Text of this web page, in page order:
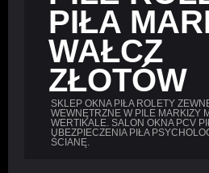
PIŁA
WAŁCZ
ZŁOTÓW
SKLEP OKNA PIŁA ROLETY
WEWNĘTRZNE W PILE MARKIZY
WERTIKALE. SALON OKNA PCV
UBEZPIECZENIA PIŁA
ŚCIANĘ.